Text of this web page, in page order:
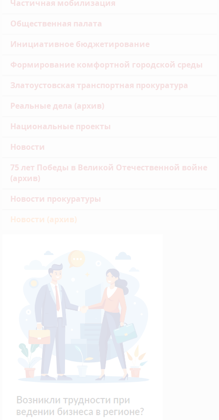
Частичная мобилизация
Общественная палата
Инициативное бюджетирование
Формирование комфортной городской среды
Златоустовская транспортная прокуратура
Реальные дела (архив)
Национальные проекты
Новости
75 лет Победы в Великой Отечественной войне
(архив)
Новости прокуратуры
Новости (архив)